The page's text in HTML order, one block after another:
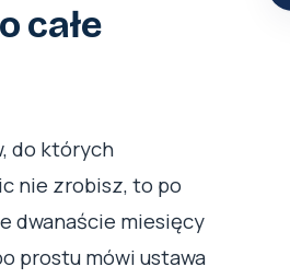
całe
do których
nie zrobisz, to po
dwanaście miesięcy
prostu mówi ustawa